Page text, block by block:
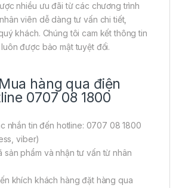
nhiều ưu đãi từ các chương trình
viên dễ dàng tư vấn chi tiết,
khách. Chúng tôi cam kết thông tin
được bảo mật tuyệt đối.
hàng qua điện
0707 08 1800
nhắn tin đến hotline: 0707 08 1800
viber)
sản phẩm và nhận tư vấn từ nhân
khích khách hàng đặt hàng qua